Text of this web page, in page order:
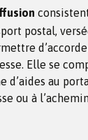
postal,
Elle se
d’aides au
ou à